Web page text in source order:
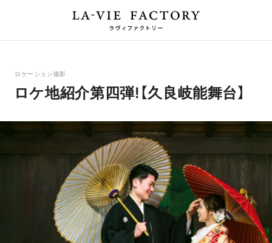
ロケーション撮影
ロケ地紹介第四弾!【久良岐能舞台】